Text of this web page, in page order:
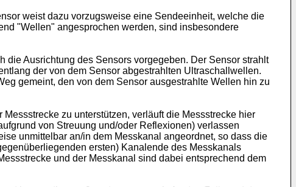
weist dazu vorzugsweise eine Sendeeinheit, welche die
"Wellen" angesprochen werden, sind insbesondere
Ausrichtung des Sensors vorgegeben. Der Sensor strahlt
der von dem Sensor abgestrahlten Ultraschallwellen.
gemeint, den von dem Sensor ausgestrahlte Wellen hin zu
zu unterstützen, verläuft die Messstrecke hier
von Streuung und/oder Reflexionen) verlassen
unmittelbar an/in dem Messkanal angeordnet, so dass die
ersten) Kanalende des Messkanals
und der Messkanal sind dabei entsprechend dem